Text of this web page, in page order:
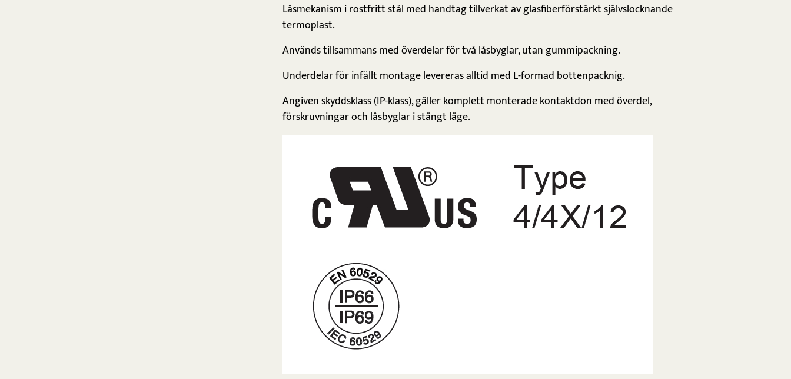
Låsmekanism i rostfritt stål med handtag tillverkat av glasfiberförstärkt självslocknande
termoplast.
Används tillsammans med överdelar för två låsbyglar, utan gummipackning.
Underdelar för infällt montage levereras alltid med L-formad bottenpacknig.
Angiven skyddsklass (IP-klass), gäller komplett monterade kontaktdon med överdel,
förskruvningar och låsbyglar i stängt läge.